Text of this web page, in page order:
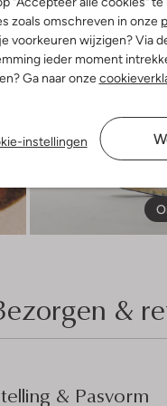
zoals omschreven in onze
voorkeuren wijzigen? Via
ieder moment
Ga naar onze
instellingen
&
& Pasvorm